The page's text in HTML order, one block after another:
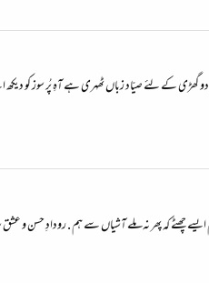
گھڑی کے لئے صیّاد زباں ٹھہری ہے آہِ پُر سوز کو
کہ پھر نہ ملے آشیاں سے ہم . رودادِ حسن و عشق